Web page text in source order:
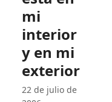
mi
interior
y en mi
exterior
22 de julio de